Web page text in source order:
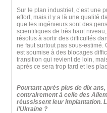
Sur le plan industriel, c’est une
effort, mais il y a là une qualité
que les ingénieurs sont des
scientifiques de très haut
résolus à sortir des difficultés
ne faut surtout pas sous-
est soumise à des blocages
transition qui revient de loin,
après ce sera trop tard et les
Pourtant après plus de dix
contrairement à celle des
réussissent leur implantation.
l’Ukraine ?